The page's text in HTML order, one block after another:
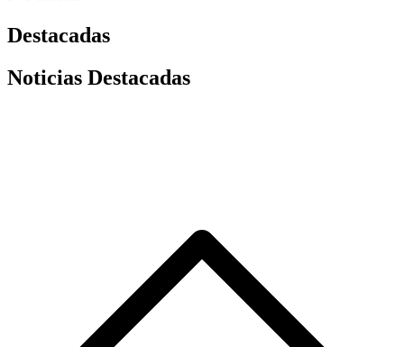
Destacadas
Noticias Destacadas